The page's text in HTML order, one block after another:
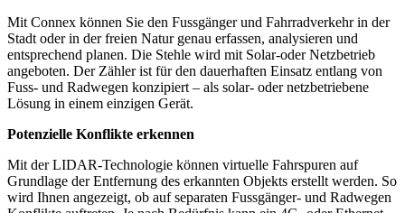
Mit Connex können Sie den Fussgänger und Fahrradverkehr in der
Stadt oder in der freien Natur genau erfassen, analysieren und
entsprechend planen. Die Stehle wird mit Solar-oder Netzbetrieb
angeboten. Der Zähler ist für den dauerhaften Einsatz entlang von
Fuss- und Radwegen konzipiert – als solar- oder netzbetriebene
Lösung in einem einzigen Gerät.
Potenzielle Konflikte erkennen
Mit der LIDAR-Technologie können virtuelle Fahrspuren auf
Grundlage der Entfernung des erkannten Objekts erstellt werden. So
wird Ihnen angezeigt, ob auf separaten Fussgänger- und Radwegen